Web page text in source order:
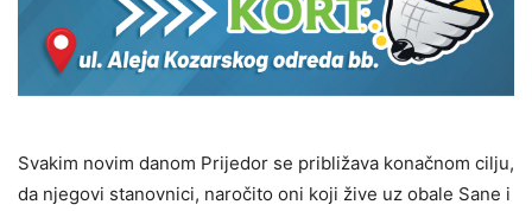
Svakim novim danom Prijedor se približava konačnom cilju,
da njegovi stanovnici, naročito oni koji žive uz obale Sane i